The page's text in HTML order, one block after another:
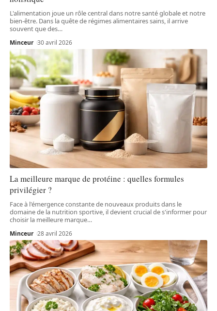
L'alimentation joue un rôle central dans notre santé globale et notre
bien-être. Dans la quête de régimes alimentaires sains, il arrive
souvent que des…
Minceur 30 avril 2026
La meilleure marque de protéine : quelles formules
privilégier ?
Face à l'émergence constante de nouveaux produits dans le
domaine de la nutrition sportive, il devient crucial de s'informer pour
choisir la meilleure marque…
Minceur 28 avril 2026